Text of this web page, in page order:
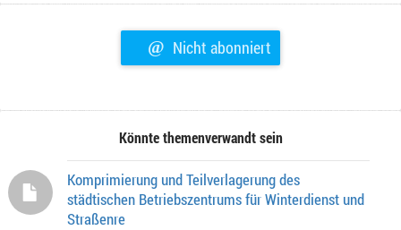
@ Nicht abonniert
Könnte themenverwandt sein
Komprimierung und Teilverlagerung des
städtischen Betriebszentrums für Winterdienst und
Straßenre